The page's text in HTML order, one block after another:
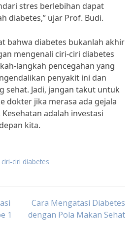
stres berlebihan dapat
diabetes,” ujar Prof. Budi.
bahwa diabetes bukanlah akhir
mengenali ciri-ciri diabetes
langkah pencegahan yang
penyakit ini dan
sehat. Jadi, jangan takut untuk
dokter jika merasa ada gejala
adalah investasi
kita.
ciri-ciri diabetes
1
Cara Mengatasi Diabetes
dengan Pola Makan Sehat